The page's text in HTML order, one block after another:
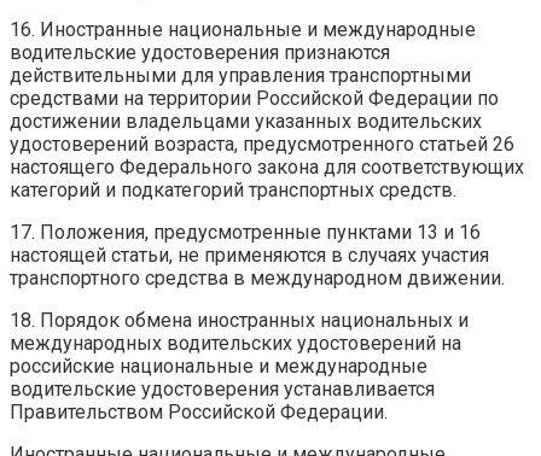
16. Иностранные национальные и международные
водительские удостоверения признаются
действительными для управления транспортными
средствами на территории Российской Федерации по
достижении владельцами указанных водительских
удостоверений возраста, предусмотренного статьей 26
настоящего Федерального закона для соответствующих
категорий и подкатегорий транспортных средств.
17. Положения, предусмотренные пунктами 13 и 16
настоящей статьи, не применяются в случаях участия
транспортного средства в международном движении.
18. Порядок обмена иностранных национальных и
международных водительских удостоверений на
российские национальные и международные
водительские удостоверения устанавливается
Правительством Российской Федерации.